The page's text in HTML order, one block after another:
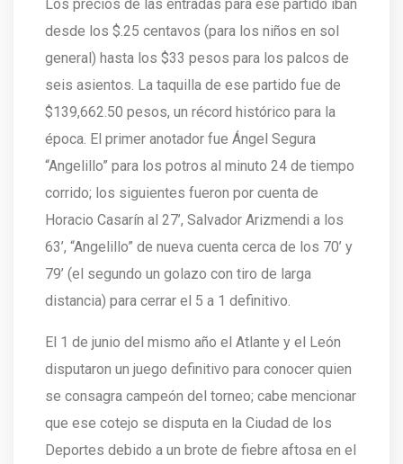
Los precios de las entradas para ese partido iban
desde los $.25 centavos (para los niños en sol
general) hasta los $33 pesos para los palcos de
seis asientos. La taquilla de ese partido fue de
$139,662.50 pesos, un récord histórico para la
época. El primer anotador fue Ángel Segura
“Angelillo” para los potros al minuto 24 de tiempo
corrido; los siguientes fueron por cuenta de
Horacio Casarín al 27’, Salvador Arizmendi a los
63’, “Angelillo” de nueva cuenta cerca de los 70’ y
79’ (el segundo un golazo con tiro de larga
distancia) para cerrar el 5 a 1 definitivo.
El 1 de junio del mismo año el Atlante y el León
disputaron un juego definitivo para conocer quien
se consagra campeón del torneo; cabe mencionar
que ese cotejo se disputa en la Ciudad de los
Deportes debido a un brote de fiebre aftosa en el